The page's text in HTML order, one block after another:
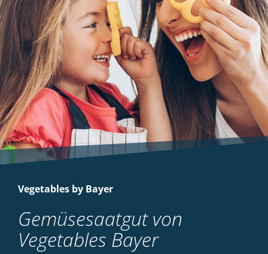
Vegetables by Bayer
Gemüsesaatgut von
Vegetables Bayer